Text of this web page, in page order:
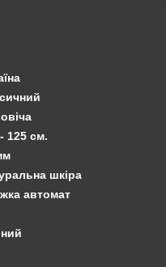
125 см.
шкіра
автомат